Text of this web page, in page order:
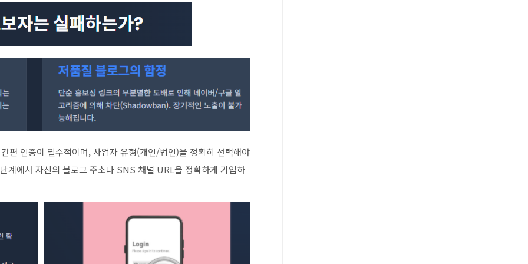
편 인증이 필수적이며, 사업자 유형(개인/법인)을 정확히 선택해야
계에서 자신의 블로그 주소나 SNS 채널 URL을 정확하게 기입하